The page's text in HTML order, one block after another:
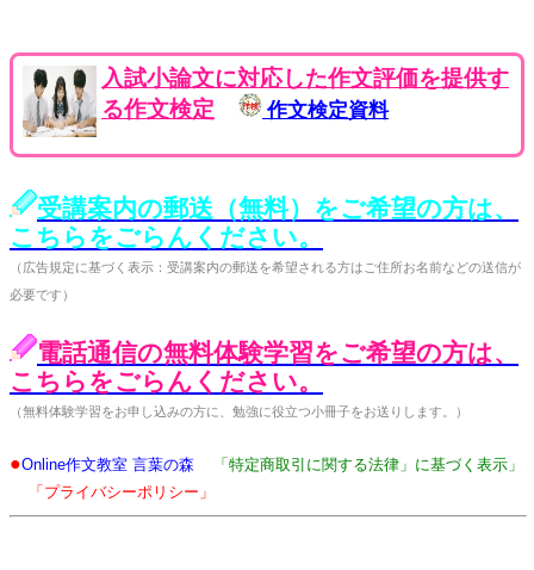
入試小論文に対応した作文評価を提供す
る作文検定
作文検定資料
受講案内の郵送（無料）をご希望の方は、
こちらをごらんください。
（広告規定に基づく表示：受講案内の郵送を希望される方はご住所お名前などの送信が
必要です）
電話通信の無料体験学習をご希望の方は、
こちらをごらんください。
（無料体験学習をお申し込みの方に、勉強に役立つ小冊子をお送りします。）
●Online作文教室 言葉の森
「特定商取引に関する法律」に基づく表示」
「プライバシーポリシー」